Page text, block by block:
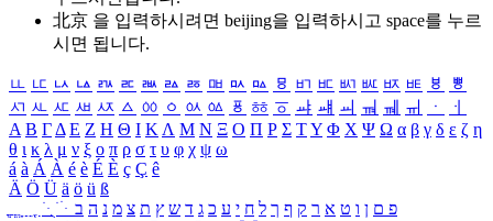
北京 을 입력하시려면 beijing을 입력하시고 space를 누르
시면 됩니다.
ㅥ ㅦ ㅧ ㅨ ㅩ ㅪ ㅫ ㅬ ㅭ ㅮ ㅯ ㅰ ㅱ ㅲ ㅳ ㅴ ㅵ ㅶ ㅷ ㅸ
ㅹ
ㅺ ㅻ ㅼ ㅽ ㅾ ㅿ ㆀ ㆁ ㆂ ㆃ ㆄ ㆅ ㆆ ㆇ ㆈ ㆉ ㆊ ㆋ ㆌ ㆍ
ㆎ
Α Β ΓΔ Ε Ζ Η Θ Ι ΚΛ Μ Ν Ξ Ο Π Ρ Σ ΤΥ Φ Χ Ψ Ω α β γ δ ε ζ η
θ ι κ λ μ ν ξ ο π ρ σ τ υ φ χ ψ ω
á à Á À é è É È ç Ç ê
Ä Ö Ü ä ö ü ß
ִֶֹ ֻּ ׁׂ פ ם ן ו ט א ר ק ף ך ל ח י ע כ ג ד ש ץ ת צ מ נ ה ב